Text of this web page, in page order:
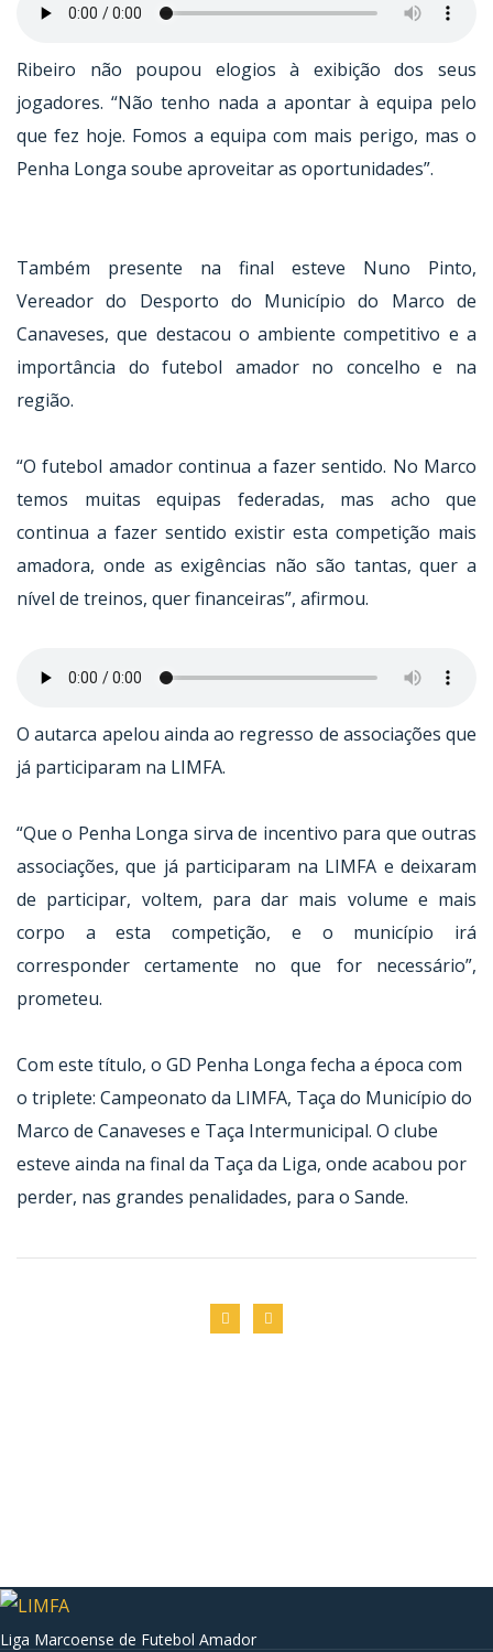
Ribeiro não poupou elogios à exibição dos seus
jogadores. “Não tenho nada a apontar à equipa pelo
que fez hoje. Fomos a equipa com mais perigo, mas o
Penha Longa soube aproveitar as oportunidades”.
Também presente na final esteve Nuno Pinto,
Vereador do Desporto do Município do Marco de
Canaveses, que destacou o ambiente competitivo e a
importância do futebol amador no concelho e na
região.
“O futebol amador continua a fazer sentido. No Marco
temos muitas equipas federadas, mas acho que
continua a fazer sentido existir esta competição mais
amadora, onde as exigências não são tantas, quer a
nível de treinos, quer financeiras”, afirmou.
O autarca apelou ainda ao regresso de associações que
já participaram na LIMFA.
“Que o Penha Longa sirva de incentivo para que outras
associações, que já participaram na LIMFA e deixaram
de participar, voltem, para dar mais volume e mais
corpo a esta competição, e o município irá
corresponder certamente no que for necessário”,
prometeu.
Com este título, o GD Penha Longa fecha a época com
o triplete: Campeonato da LIMFA, Taça do Município do
Marco de Canaveses e Taça Intermunicipal. O clube
esteve ainda na final da Taça da Liga, onde acabou por
perder, nas grandes penalidades, para o Sande.
Liga Marcoense de Futebol Amador